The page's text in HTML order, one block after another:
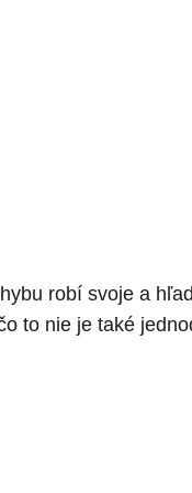
robí svoje a
to nie je také